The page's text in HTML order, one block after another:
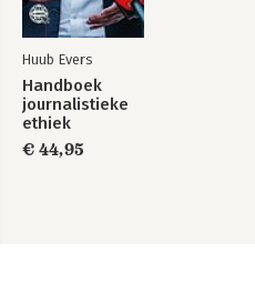
Huub Evers
Handboek
journalistieke
ethiek
€ 44,95